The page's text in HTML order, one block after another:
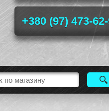
+380 (97) 473-